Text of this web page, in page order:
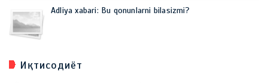
Adliya xabari: Bu qonunlarni bilasizmi?
Иқтисодиёт